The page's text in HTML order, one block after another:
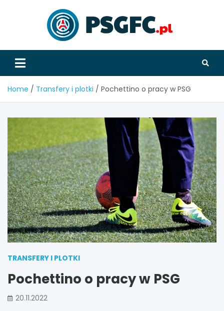
Home Transfery i plotki Pochettino o pracy w PSG
TRANSFERY I PLOTKI
Pochettino o pracy w PSG
20.11.2022